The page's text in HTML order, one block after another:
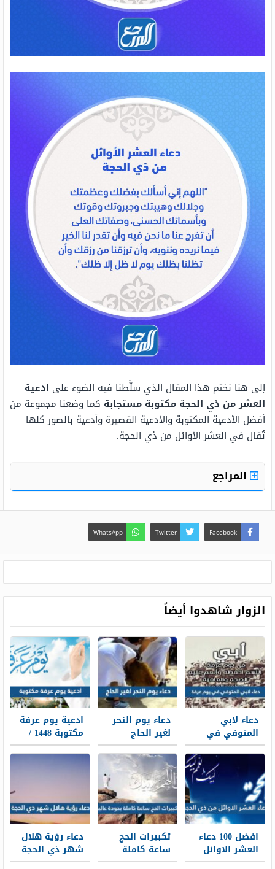
إلى هنا نختم هذا المقال الذي سلَّطنا فيه الضوء على ادعية
العشر من ذي الحجة مكتوبة مستجابة كما وضعنا مجموعة من
أفضل الأدعية المكتوبة والأدعية القصيرة وأدعية بالصور كلها
تُقال في العشر الأوائل من ذي الحجة.
المراجع
Facebook
Twitter
WhatsApp
الزوار شاهدوا أيضاً
دعاء لابي
المتوفي في
يوم عرفة 2026
أدعية لأبي
المتوفي في
وقفة عرفة 1448
دعاء يوم النحر
لغير الحاج
مكتوب 2026 ،
أدعية يوم النحر
لغير الحاج 1448
ادعية يوم عرفة
مكتوبة 1448 /
2026 لبيك اللهم
لبيك
افضل 100 دعاء
العشر الاوائل
من ذي الحجة
تكبيرات الحج
ساعة كاملة
بجودة عالية
دعاء رؤية هلال
شهر ذي الحجة
1448 كامل